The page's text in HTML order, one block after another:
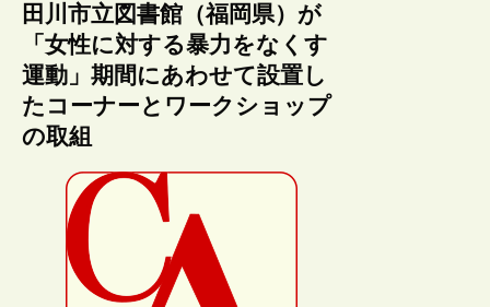
田川市立図書館（福岡県）が
「女性に対する暴力をなくす
運動」期間にあわせて設置し
たコーナーとワークショップ
の取組